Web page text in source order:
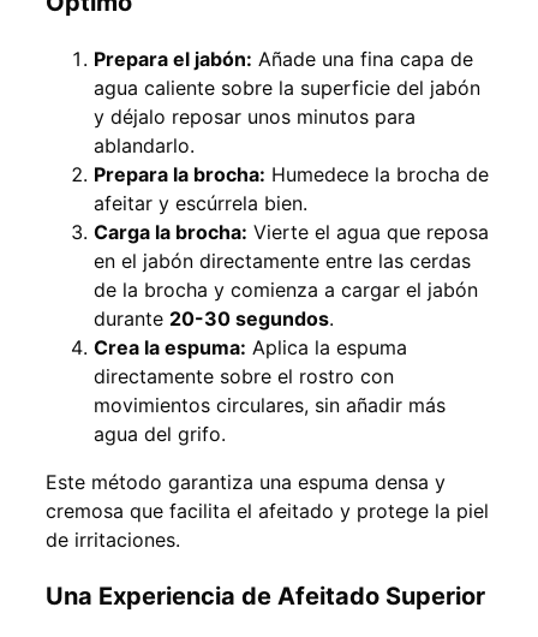
Prepara el jabón: Añade una fina capa de
agua caliente sobre la superficie del jabón
y déjalo reposar unos minutos para
ablandarlo.
Prepara la brocha: Humedece la brocha de
afeitar y escúrrela bien.
Carga la brocha: Vierte el agua que reposa
en el jabón directamente entre las cerdas
de la brocha y comienza a cargar el jabón
durante 20-30 segundos.
Crea la espuma: Aplica la espuma
directamente sobre el rostro con
movimientos circulares, sin añadir más
agua del grifo.
Este método garantiza una espuma densa y
cremosa que facilita el afeitado y protege la piel
de irritaciones.
Una Experiencia de Afeitado Superior